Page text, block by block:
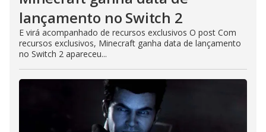
lançamento no Switch 2
E virá acompanhado de recursos exclusivos O post Com
recursos exclusivos, Minecraft ganha data de lançamento
no Switch 2 apareceu...